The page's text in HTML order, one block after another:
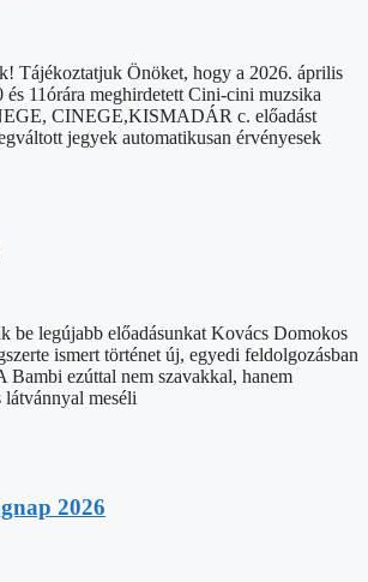
Tájékoztatjuk Önöket, hogy a 2026. április
és 11órára meghirdetett Cini-cini muzsika
CINEGE,KISMADÁR c. előadást
jegyek automatikusan érvényesek
be legújabb előadásunkat Kovács Domokos
ismert történet új, egyedi feldolgozásban
Bambi ezúttal nem szavakkal, hanem
látvánnyal meséli
2026